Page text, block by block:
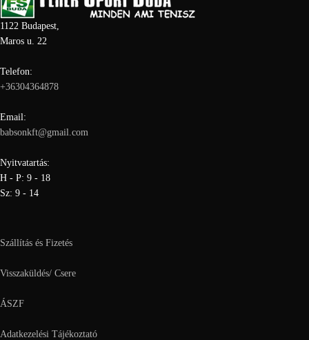
1122 Budapest,
Maros u. 22
Telefon:
+36304364878
Email:
babsonkft@gmail.com
Nyitvatartás:
H - P: 9 - 18
Sz: 9 - 14
Szállítás és Fizetés
Visszaküldés/ Csere
ÁSZF
Adatkezelési Tájékoztató